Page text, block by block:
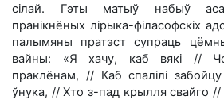
сілай. Гэты матыў набыў
пранікнёных лірыка-філасофскіх
палымяны пратэст супраць
вайны: «Я хачу, каб вякі //
праклёнам, // Каб спалілі
ўнука, // Хто з-пад крылля свайго